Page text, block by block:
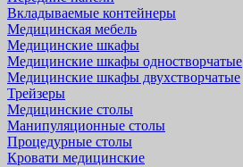
Вкладываемые контейнеры
Медицинская мебель
Медицинские шкафы
Медицинские шкафы одностворчатые
Медицинские шкафы двухстворчатые
Трейзеры
Медицинские столы
Манипуляционные столы
Процедурные столы
Кровати медицинские